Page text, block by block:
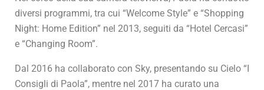
diversi programmi, tra cui “Welcome Style” e “Shopping
Night: Home Edition” nel 2013, seguiti da “Hotel Cercasi”
e “Changing Room”.
Dal 2016 ha collaborato con Sky, presentando su Cielo “I
Consigli di Paola”, mentre nel 2017 ha curato una